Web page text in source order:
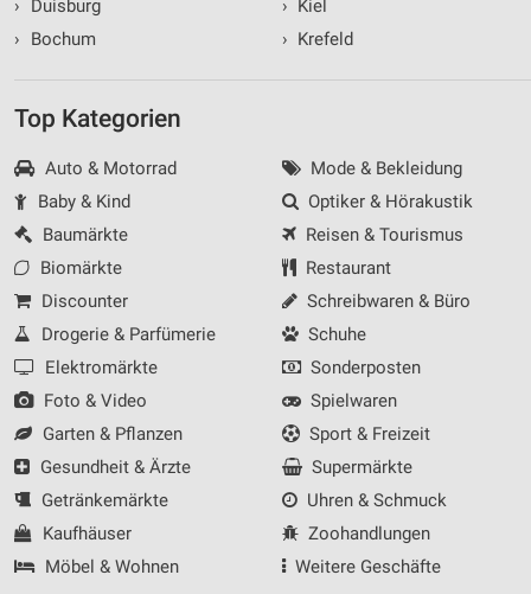
›
Duisburg
›
Bochum
› Kiel
› Krefeld
Top Kategorien
Auto & Motorrad
Baby & Kind
Baumärkte
Biomärkte
Discounter
Drogerie & Parfümerie
Elektromärkte
Foto & Video
Garten & Pflanzen
Gesundheit & Ärzte
Getränkemärkte
Kaufhäuser
Möbel & Wohnen
Mode & Bekleidung
Optiker & Hörakustik
Reisen & Tourismus
Restaurant
Schreibwaren & Büro
Schuhe
Sonderposten
Spielwaren
Sport & Freizeit
Supermärkte
Uhren & Schmuck
Zoohandlungen
Weitere Geschäfte